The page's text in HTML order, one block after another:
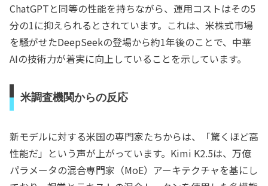
ChatGPTと同等の性能を持ちながら、運用コストはその5
分の1に抑えられるとされています。これは、米株式市場
を騒がせたDeepSeekの登場から約1年後のことで、中華
AIの技術力が着実に向上していることを示しています。
米調査機関からの反応
新モデルに対する米国の専門家たちからは、「驚くほど高
性能だ」という声が上がっています。Kimi K2.5は、万億
パラメータの混合専門家（MoE）アーキテクチャを基にし